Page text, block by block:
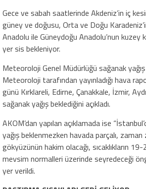
Gece ve sabah saatlerinde Akdeniz’in iç
güney ve doğusu, Orta ve Doğu
Anadolu ile Güneydoğu Anadolu’nun kuzey
yer sis bekleniyor.
Meteoroloji Genel Müdürlüğü sağanak
Meteoroloji tarafından yayınladığı hava
günü Kırklareli, Edirne, Çanakkale, İzmir,
sağanak yağış beklediğini açıkladı.
AKOM’dan yapılan açıklamada ise
yağış beklenmezken havada parçalı,
gökyüzünün hakim olacağı, sıcaklıkların
mevsim normalleri üzerinde seyredeceği
yer verildi.